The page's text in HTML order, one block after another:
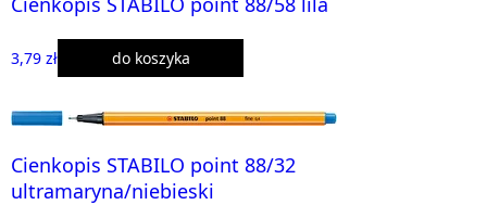
3,79 zł do koszyka
Cienkopis STABILO point 88/32
ultramaryna/niebieski